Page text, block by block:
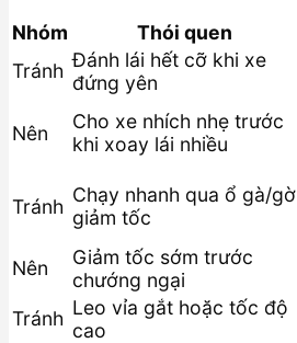
Nhóm
Thói quen
Tránh Đánh lái hết cỡ khi xe
đứng yên
Nên
Cho xe nhích nhẹ trước
khi xoay lái nhiều
Tránh
Chạy nhanh qua ổ gà/gờ
giảm tốc
Nên
Giảm tốc sớm trước
chướng ngại
Tránh Leo vỉa gắt hoặc tốc độ
cao